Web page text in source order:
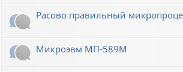
Расово правильный
Микроэвм МП-589М